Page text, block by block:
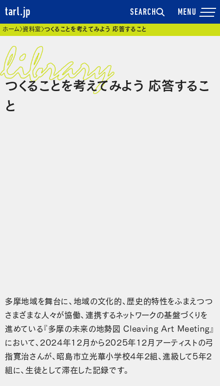
tarl.jp SEARCH
現在位置
ホーム 資料室 つくることを考えてみよう 応答すること
つくることを考えてみよう 応答するこ
と
多摩地域を舞台に、地域の文化的、歴史的特性をふまえつつ
さまざまな人々が協働、連携するネットワークの基盤づくりを
進めている『多摩の未来の地勢図 Cleaving Art Meeting』
において、2024年12月から2025年12月アーティストの弓
指寛治さんが、昭島市立光華小学校4年2組、進級して5年2
組に、生徒として滞在した記録です。